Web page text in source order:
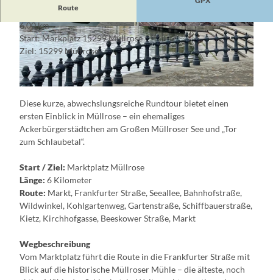
© Constanze Mikeska, Lizenz: Seenland Oder-S
pree
© Constanze Mikeska, Lizenz: Seenland Oder-S
pree
Route
6,00 km
Start: Markplatz 15299 Müllrose
Ziel: 15299 Müllrose
Diese kurze, abwechslungsreiche Rundtour bietet einen
ersten Einblick in Müllrose – ein ehemaliges
Ackerbürgerstädtchen am Großen Müllroser See und „Tor
zum Schlaubetal“.
Start / Ziel: Marktplatz Müllrose
Länge: 6 Kilometer
Route: Markt, Frankfurter Straße, Seeallee, Bahnhofstraße,
Wildwinkel, Kohlgartenweg, Gartenstraße, Schiffbauerstraße,
Kietz, Kirchhofgasse, Beeskower Straße, Markt
Wegbeschreibung
Vom Marktplatz führt die Route in die Frankfurter Straße mit
Blick auf die historische Müllroser Mühle – die älteste, noch